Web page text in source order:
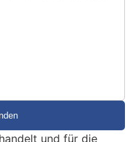
und für die